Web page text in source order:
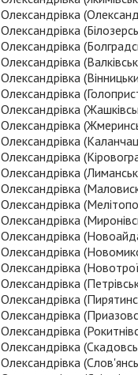
Олександрівка
Олександрівка
Олександрівка
Олександрівка
Олександрівка
Олександрівка
Олександрівка
Олександрівка
Олександрівка
Олександрівка
Олександрівка
Олександрівка
Олександрівка
Олександрівка
Олександрівка
Олександрівка
Олександрівка
Олександрівка
Олександрівка
Олександрівка
Олександрівка
Олександрівка
Олександрівка